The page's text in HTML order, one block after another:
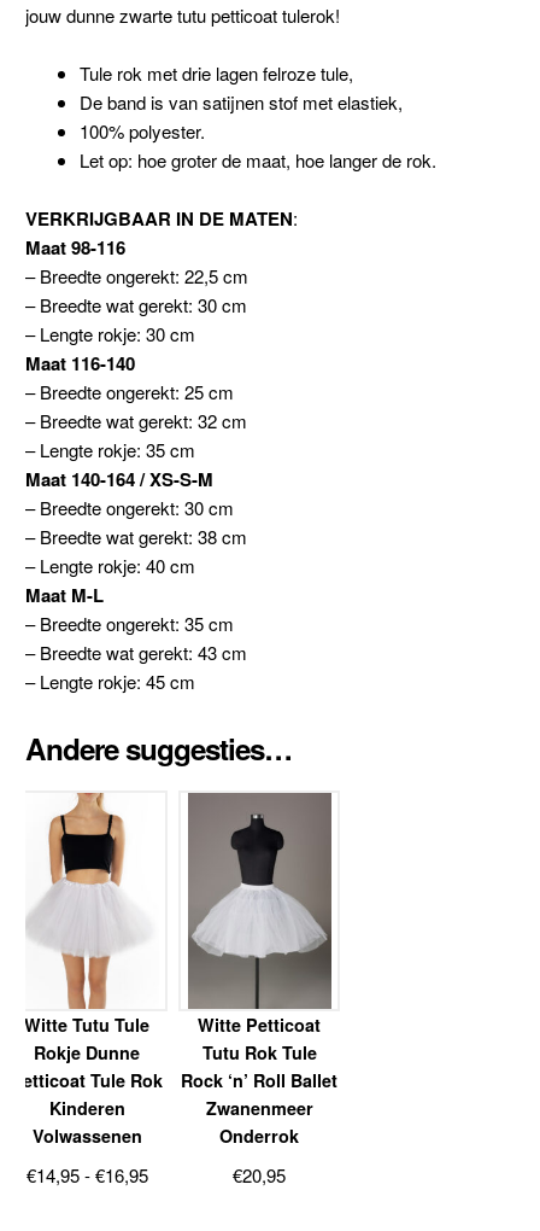
jouw dunne zwarte tutu petticoat tulerok!
Tule rok met drie lagen felroze tule,
De band is van satijnen stof met elastiek,
100% polyester.
Let op: hoe groter de maat, hoe langer de rok.
VERKRIJGBAAR IN DE MATEN:
Maat 98-116
– Breedte ongerekt: 22,5 cm
– Breedte wat gerekt: 30 cm
– Lengte rokje: 30 cm
Maat 116-140
– Breedte ongerekt: 25 cm
– Breedte wat gerekt: 32 cm
– Lengte rokje: 35 cm
Maat 140-164 / XS-S-M
– Breedte ongerekt: 30 cm
– Breedte wat gerekt: 38 cm
– Lengte rokje: 40 cm
Maat M-L
– Breedte ongerekt: 35 cm
– Breedte wat gerekt: 43 cm
– Lengte rokje: 45 cm
Andere suggesties…
Witte Tutu Tule
Rokje Dunne
Petticoat Tule Rok
Kinderen
Volwassenen
€14,95 - €16,95Prijsklasse:
Witte Petticoat
Tutu Rok Tule
Rock ‘n’ Roll Ballet
Zwanenmeer
Onderrok
€20,95